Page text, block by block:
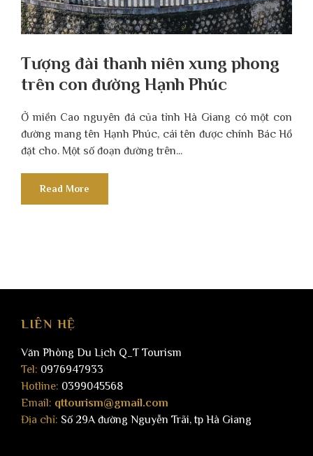
Tượng đài thanh niên xung phong
trên con đường Hạnh Phúc
Ở miền Cao nguyên đá của tỉnh Hà Giang có một con
đường mang tên Hạnh Phúc, cái tên được chính Bác Hồ
đặt cho. Một số đoạn đường trên...
Read More
LIÊN HỆ
Văn Phòng Du Lịch Q_T Tourism
Tel: 0976947933
Hotline: 0399045568
Email: qttourism@gmail.com
Địa chỉ: Số 29A đường Nguyễn Trãi, tp Hà Giang